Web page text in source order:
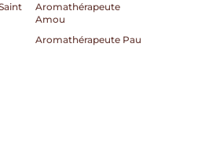
Aromathérapeute
Amou
Aromathérapeute Pau